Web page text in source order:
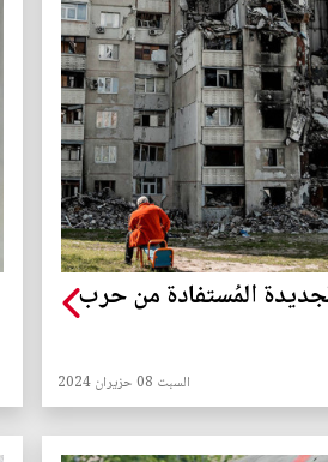
المُستفادة من حرب
السبت 08 حزيران 2024